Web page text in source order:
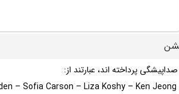
پرداخته اند، عبارتند از:
– Sofia Carson – Liza Koshy – Ken